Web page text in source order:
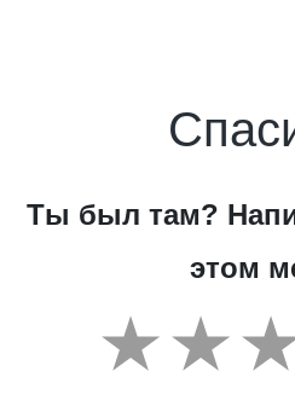
Ты был там?
этом